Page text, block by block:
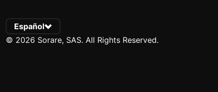
Español
© 2026 Sorare, SAS. All Rights Reserved.